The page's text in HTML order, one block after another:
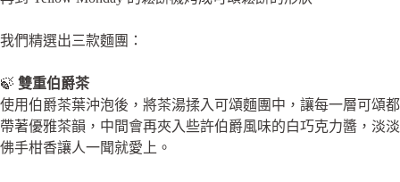
我們精選出三款麵團：
🍃 雙重伯爵茶
使用伯爵茶葉沖泡後，將茶湯揉入可頌麵團中，讓每一層可頌都
帶著優雅茶韻，中間會再夾入些許伯爵風味的白巧克力醬，淡淡
佛手柑香讓人一聞就愛上。